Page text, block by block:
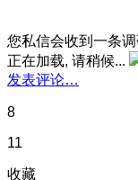
您私信会收到一条
正在加载, 请稍候...
发表评论…
8
11
收藏